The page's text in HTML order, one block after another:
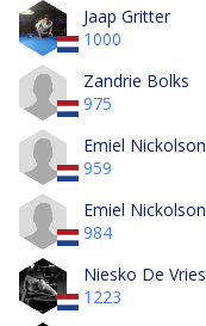
Jaap Gritter
1000
Zandrie Bolks
975
Emiel Nickolson
959
Emiel Nickolson
984
Niesko De Vries
1223